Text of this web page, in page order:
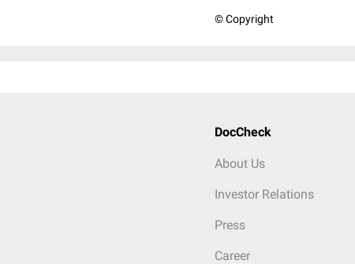
© Copyright
DocCheck
About Us
Investor Relations
Press
Career